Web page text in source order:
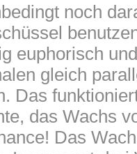
noch
euphorisch
gleich
Das
das Wachs
Das